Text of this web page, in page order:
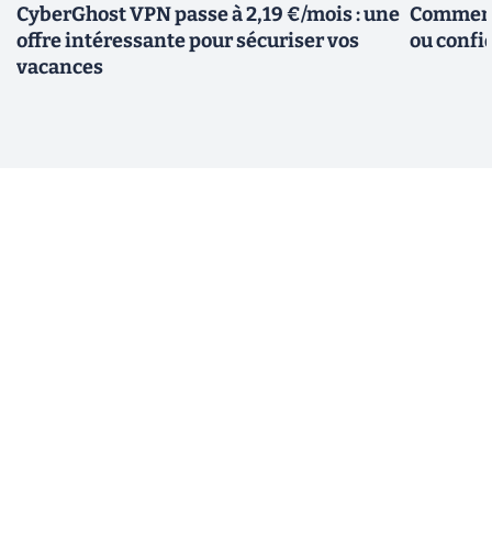
CyberGhost VPN passe à 2,19 €/mois : une
offre intéressante pour sécuriser vos
vacances
ou